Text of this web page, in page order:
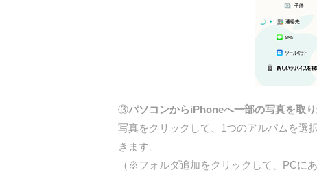
③パソコンからiPhoneへ一部の写真を取
写真をクリックして、1つのアルパムを
きます。
（※フォルダ追加をクリックして、PCに